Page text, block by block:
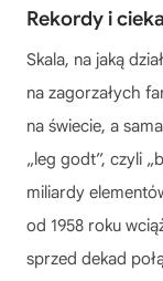
Rekordy i
Skala, na jaką
na zagorzałych
na świecie, a
„leg godt”, czyli
miliardy
od 1958 roku
sprzed dekad